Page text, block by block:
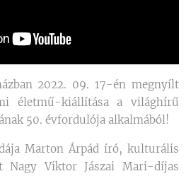
2022. 09. 17-én megnyílt
életmű-kiállítása a világhírű
50. évfordulója alkalmából!
Marton Árpád író, kulturális
Nagy Viktor Jászai Mari-díjas